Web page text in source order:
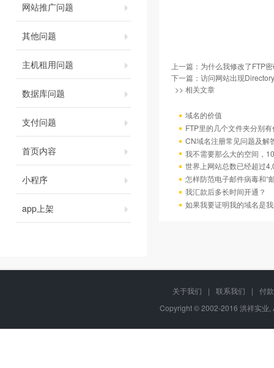
网站推广问题
其他问题
主机租用问题
数据库问题
支付问题
首页内容
小程序
app上架
上一篇： 为什么我修改了FTP
下一篇： 访问网站出现
>> 相关文章
域名的价值
FTP里的几个文件夹分别
CN域名注册常见问题及解
我不需要那么大的空间，
世界上网站总数已经超过
怎样防范电子邮件病毒和“
我汇款后多长时间开通？
如果我要证明我的域名是
关于我们 | 联系我们 |
付
Copyright © 2002-2016 洪祥实